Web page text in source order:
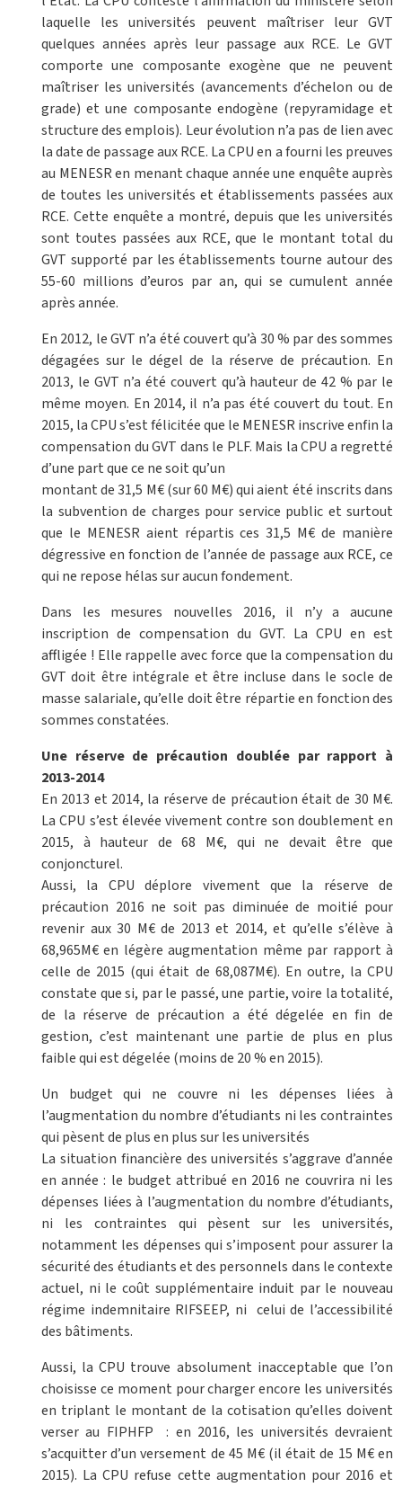
laquelle les universités peuvent maîtriser leur GVT
quelques années après leur passage aux RCE. Le GVT
comporte une composante exogène que ne peuvent
maîtriser les universités (avancements d’échelon ou de
grade) et une composante endogène (repyramidage et
structure des emplois). Leur évolution n’a pas de lien avec
la date de passage aux RCE. La CPU en a fourni les preuves
au MENESR en menant chaque année une enquête auprès
de toutes les universités et établissements passées aux
RCE. Cette enquête a montré, depuis que les universités
sont toutes passées aux RCE, que le montant total du
GVT supporté par les établissements tourne autour des
55-60 millions d’euros par an, qui se cumulent année
après année.
En 2012, le GVT n’a été couvert qu’à 30 % par des sommes
dégagées sur le dégel de la réserve de précaution. En
2013, le GVT n’a été couvert qu’à hauteur de 42 % par le
même moyen. En 2014, il n’a pas été couvert du tout. En
2015, la CPU s’est félicitée que le MENESR inscrive enfin la
compensation du GVT dans le PLF. Mais la CPU a regretté
d’une part que ce ne soit qu’un
montant de 31,5 M€ (sur 60 M€) qui aient été inscrits dans
la subvention de charges pour service public et surtout
que le MENESR aient répartis ces 31,5 M€ de manière
dégressive en fonction de l’année de passage aux RCE, ce
qui ne repose hélas sur aucun fondement.
Dans les mesures nouvelles 2016, il n’y a aucune
inscription de compensation du GVT. La CPU en est
affligée ! Elle rappelle avec force que la compensation du
GVT doit être intégrale et être incluse dans le socle de
masse salariale, qu’elle doit être répartie en fonction des
sommes constatées.
Une réserve de précaution doublée par rapport à
2013-2014
En 2013 et 2014, la réserve de précaution était de 30 M€.
La CPU s’est élevée vivement contre son doublement en
2015, à hauteur de 68 M€, qui ne devait être que
conjoncturel.
Aussi, la CPU déplore vivement que la réserve de
précaution 2016 ne soit pas diminuée de moitié pour
revenir aux 30 M€ de 2013 et 2014, et qu’elle s’élève à
68,965M€ en légère augmentation même par rapport à
celle de 2015 (qui était de 68,087M€). En outre, la CPU
constate que si, par le passé, une partie, voire la totalité,
de la réserve de précaution a été dégelée en fin de
gestion, c’est maintenant une partie de plus en plus
faible qui est dégelée (moins de 20 % en 2015).
Un budget qui ne couvre ni les dépenses liées à
l’augmentation du nombre d’étudiants ni les contraintes
qui pèsent de plus en plus sur les universités
La situation financière des universités s’aggrave d’année
en année : le budget attribué en 2016 ne couvrira ni les
dépenses liées à l’augmentation du nombre d’étudiants,
ni les contraintes qui pèsent sur les universités,
notamment les dépenses qui s’imposent pour assurer la
sécurité des étudiants et des personnels dans le contexte
actuel, ni le coût supplémentaire induit par le nouveau
régime indemnitaire RIFSEEP, ni celui de l’accessibilité
des bâtiments.
Aussi, la CPU trouve absolument inacceptable que l’on
choisisse ce moment pour charger encore les universités
en triplant le montant de la cotisation qu’elles doivent
verser au FIPHFP : en 2016, les universités devraient
s’acquitter d’un versement de 45 M€ (il était de 15 M€ en
2015). La CPU refuse cette augmentation pour 2016 et